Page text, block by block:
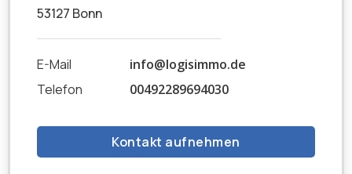
53127 Bonn
E-Mail
info@logisimmo.de
Telefon
00492289694030
Kontakt aufnehmen